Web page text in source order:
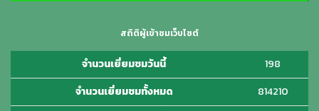
สถิติผู้เข้าชมเว็บไซต์
จำนวนเยี่ยมชมวันนี้
198
จำนวนเยี่ยมชมทั้งหมด
814210